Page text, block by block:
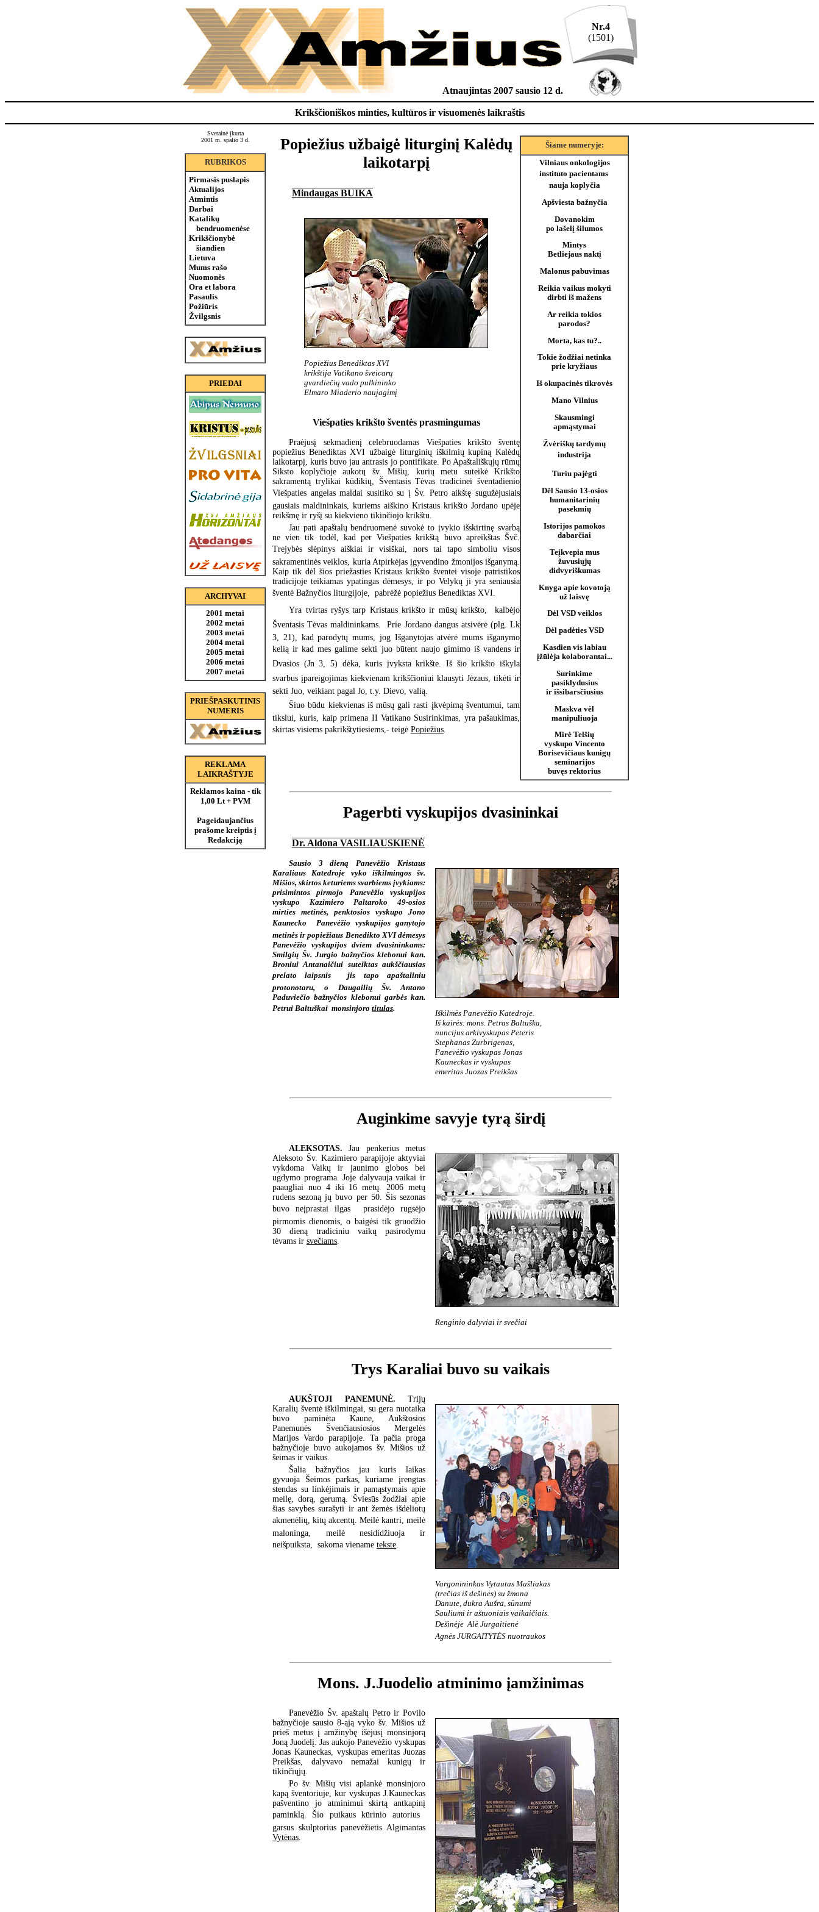
Atnaujintas 2007 sausio 12 d.
Nr.4
(1501)
Krikščioniškos minties, kultūros ir visuomenės laikraštis
Svetainė įkurta
2001 m. spalio 3 d.
RUBRIKOS
Pirmasis puslapis
Aktualijos
Atmintis
Darbai
Katalikų
bendruomenėse
Krikščionybė
šiandien
Lietuva
Mums rašo
Nuomonės
Ora et labora
Pasaulis
Požiūris
Žvilgsnis
PRIEDAI
ARCHYVAI
2001 metai
2002 metai
2003 metai
2004 metai
2005 metai
2006 metai
2007 metai
PRIEŠPASKUTINIS
NUMERIS
REKLAMA
LAIKRAŠTYJE
Reklamos kaina - tik
1,00 Lt + PVM
Pageidaujančius
prašome kreiptis į
Redakciją
Šiame numeryje:
Vilniaus onkologijos
instituto pacientams 
nauja koplyčia
Apšviesta bažnyčia
Dovanokim
po lašelį šilumos
Mintys
Betliejaus naktį
Malonus pabuvimas
Reikia vaikus mokyti
dirbti iš mažens
Ar reikia tokios
parodos?
Morta, kas tu?..
Tokie žodžiai netinka
prie kryžiaus
Iš okupacinės tikrovės
Mano Vilnius
Skausmingi
apmąstymai
Žvėriškų tardymų
industrija
Turiu pajėgti
Dėl Sausio 13-osios
humanitarinių
pasekmių
Istorijos pamokos
dabarčiai
Teįkvepia mus
žuvusiųjų
didvyriškumas
Knyga apie kovotoją
už laisvę
Dėl VSD veiklos
Dėl padėties VSD
Kasdien vis labiau
įžūlėja kolaborantai...
Surinkime
pasiklydusius
ir išsibarsčiusius
Maskva vėl
manipuliuoja
Mirė Telšių
vyskupo Vincento
Borisevičiaus kunigų
seminarijos
buvęs rektorius
Popiežius užbaigė liturginį Kalėdų
laikotarpį
Mindaugas BUIKA
Popiežius Benediktas XVI
krikštija Vatikano šveicarų
gvardiečių vado pulkininko
Elmaro Miaderio naujagimį
Viešpaties krikšto šventės prasmingumas
Praėjusį sekmadienį celebruodamas Viešpaties krikšto šventę
popiežius Benediktas XVI užbaigė liturginių iškilmių kupiną Kalėdų
laikotarpį, kuris buvo jau antrasis jo pontifikate. Po Apaštališkųjų rūmų
Siksto koplyčioje aukotų šv. Mišių, kurių metu suteikė Krikšto
sakramentą trylikai kūdikių, Šventasis Tėvas tradicinei šventadienio
Viešpaties angelas maldai susitiko su į Šv. Petro aikštę sugužėjusiais
gausiais maldininkais, kuriems aiškino Kristaus krikšto Jordano upėje
reikšmę ir ryšį su kiekvieno tikinčiojo krikštu.
Jau pati apaštalų bendruomenė suvokė to įvykio išskirtinę svarbą
ne vien tik todėl, kad per Viešpaties krikštą buvo apreikštas Švč.
Trejybės slėpinys aiškiai ir visiškai, nors tai tapo simboliu visos
sakramentinės veiklos, kuria Atpirkėjas įgyvendino žmonijos išganymą.
Kaip tik dėl šios priežasties Kristaus krikšto šventei visoje patristikos
tradicijoje teikiamas ypatingas dėmesys, ir po Velykų ji yra seniausia
šventė Bažnyčios liturgijoje,  pabrėžė popiežius Benediktas XVI.
Yra tvirtas ryšys tarp Kristaus krikšto ir mūsų krikšto,  kalbėjo
Šventasis Tėvas maldininkams.  Prie Jordano dangus atsivėrė (plg. Lk
3, 21), kad parodytų mums, jog Išganytojas atvėrė mums išganymo
kelią ir kad mes galime sekti juo būtent naujo gimimo iš vandens ir
Dvasios (Jn 3, 5) dėka, kuris įvyksta krikšte. Iš šio krikšto iškyla
svarbus įpareigojimas kiekvienam krikščioniui klausyti Jėzaus, tikėti ir
sekti Juo, veikiant pagal Jo, t.y. Dievo, valią.
Šiuo būdu kiekvienas iš mūsų gali rasti įkvėpimą šventumui, tam
tikslui, kuris, kaip primena II Vatikano Susirinkimas, yra pašaukimas,
skirtas visiems pakrikštytiesiems,- teigė Popiežius
Pagerbti vyskupijos dvasininkai
Dr. Aldona VASILIAUSKIENĖ
Iškilmės Panevėžio Katedroje.
Iš kairės: mons. Petras Baltuška,
nuncijus arkivyskupas Peteris
Stephanas Zurbrigenas,
Panevėžio vyskupas Jonas
Kauneckas ir vyskupas
emeritas Juozas Preikšas
Sausio 3 dieną Panevėžio Kristaus
Karaliaus Katedroje vyko iškilmingos šv.
Mišios, skirtos keturiems svarbiems įvykiams:
prisimintos pirmojo Panevėžio vyskupijos
vyskupo Kazimiero Paltaroko 49-osios
mirties metinės, penktosios vyskupo Jono
Kaunecko  Panevėžio vyskupijos ganytojo
metinės ir popiežiaus Benedikto XVI dėmesys
Panevėžio vyskupijos dviem dvasininkams:
Smilgių Šv. Jurgio bažnyčios klebonui kan.
Broniui Antanaičiui suteiktas aukščiausias
prelato laipsnis  jis tapo apaštaliniu
protonotaru, o Daugailių Šv. Antano
Paduviečio bažnyčios klebonui garbės kan.
Petrui Baltuškai  monsinjoro titulas.
Auginkime savyje tyrą širdį
Renginio dalyviai ir svečiai
ALEKSOTAS. Jau penkerius metus
Aleksoto Šv. Kazimiero parapijoje aktyviai
vykdoma Vaikų ir jaunimo globos bei
ugdymo programa. Joje dalyvauja vaikai ir
paaugliai nuo 4 iki 16 metų. 2006 metų
rudens sezoną jų buvo per 50. Šis sezonas
buvo neįprastai ilgas  prasidėjo rugsėjo
pirmomis dienomis, o baigėsi tik gruodžio
30 dieną tradiciniu vaikų pasirodymu
tėvams ir svečiams
Trys Karaliai buvo su vaikais
Vargonininkas Vytautas Mašliakas
(trečias iš dešinės) su žmona
Danute, dukra Aušra, sūnumi
Sauliumi ir aštuoniais vaikaičiais.
Dešinėje  Alė Jurgaitienė
Agnės JURGAITYTĖS nuotraukos
AUKŠTOJI PANEMUNĖ. Trijų
Karalių šventė iškilmingai, su gera nuotaika
buvo paminėta Kaune, Aukštosios
Panemunės Švenčiausiosios Mergelės
Marijos Vardo parapijoje. Ta pačia proga
bažnyčioje buvo aukojamos šv. Mišios už
šeimas ir vaikus.
Šalia bažnyčios jau kuris laikas
gyvuoja Šeimos parkas, kuriame įrengtas
stendas su linkėjimais ir pamąstymais apie
meilę, dorą, gerumą. Šviesūs žodžiai apie
šias savybes surašyti ir ant žemės išdėliotų
akmenėlių, kitų akcentų. Meilė kantri, meilė
maloninga, meilė nesididžiuoja ir
neišpuiksta,  sakoma viename tekste
Mons. J.Juodelio atminimo įamžinimas
Panevėžio Šv. apaštalų Petro ir Povilo
bažnyčioje sausio 8-ąją vyko šv. Mišios už
prieš metus į amžinybę išėjusį monsinjorą
Joną Juodelį. Jas aukojo Panevėžio vyskupas
Jonas Kauneckas, vyskupas emeritas Juozas
Preikšas, dalyvavo nemažai kunigų ir
tikinčiųjų.
Po šv. Mišių visi aplankė monsinjoro
kapą šventoriuje, kur vyskupas J.Kauneckas
pašventino jo atminimui skirtą antkapinį
paminklą. Šio puikaus kūrinio autorius 
garsus skulptorius panevėžietis Algimantas
Vytėnas